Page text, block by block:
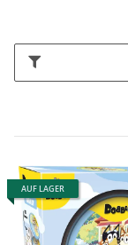
AUF LAGER